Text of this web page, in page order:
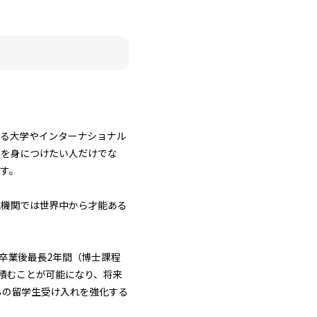
大学やインターナショナル
身につけたい人だけでな
。
関では世界中から才能ある
業後最長2年間（博士課程
むことが可能になり、将来
留学生受け入れを強化する